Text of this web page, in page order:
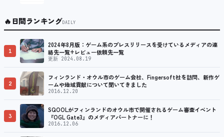
🔥日間ランキングDAILY
1
2024年8月版：ゲーム系のプレスリリースを受けているメディアの連
絡先一覧+レビュー依頼先一覧
更新 2024.08.19
2
フィンランド・オウル市のゲーム会社、Fingersoft社を訪問、新作ゲ
ームや地域貢献について聞いてきました
2016.12.20
3
SQOOLがフィンランドのオウル市で開催されるゲーム審査イベント
『OGL Gate3』のメディアパートナーに！
2016.12.06